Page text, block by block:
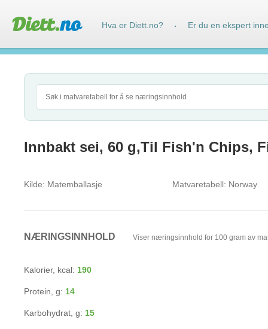
Innbakt sei, 60 g,Til Fish'n Chips,
Kilde: Matemballasje Matvaretabell: Norway
NÆRINGSINNHOLD Viser næringsinnhold for 100 gram av
Kalorier, kcal: 190
Protein, g: 14
Karbohydrat, g: 15
Hva er Diett.no? · Er du en ekspert